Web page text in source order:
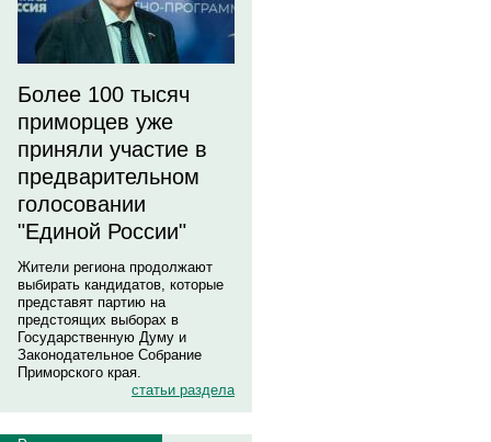
Более 100 тысяч
приморцев уже
приняли участие в
предварительном
голосовании
"Единой России"
Жители региона продолжают
выбирать кандидатов, которые
представят партию на
предстоящих выборах в
Государственную Думу и
Законодательное Собрание
Приморского края.
статьи раздела